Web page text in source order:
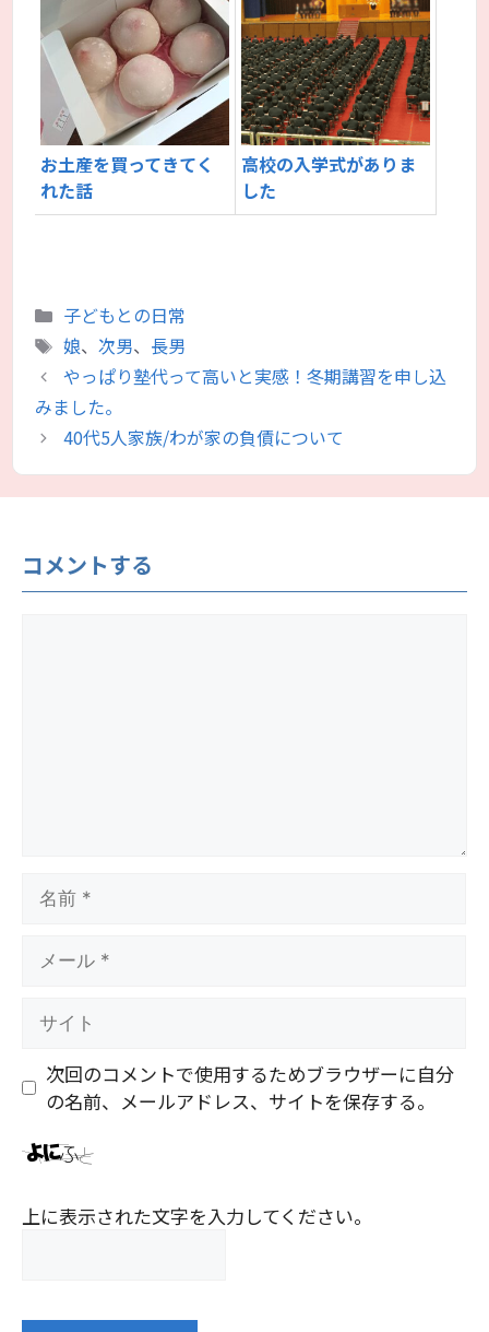
お土産を買ってきてく
れた話
高校の入学式がありま
した
カ
テ
ゴ
リ
ー
子どもとの日常
タ
グ
娘、 次男、 長男
やっぱり塾代って高いと実感！冬期講習を申し込
みました。
40代5人家族/わが家の負債について
コメントする
次回のコメントで使用するためブラウザーに自分
の名前、メールアドレス、サイトを保存する。
上に表示された文字を入力してください。